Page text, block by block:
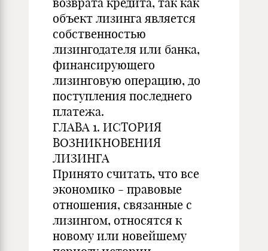
объект лизинга является
собственностью
лизингодателя или банка,
финансирующего
лизинговую операцию, до
поступления последнего
платежа.
ГЛАВА 1. ИСТОРИЯ
ВОЗНИКНОВЕНИЯ
ЛИЗИНГА
Принято считать, что все
экономико - правовые
отношения, связанные с
лизингом, относятся к
новому или новейшему